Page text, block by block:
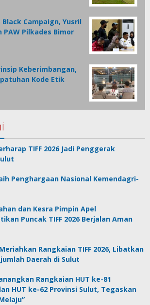
Campaign, Yusril
Pilkades Bimor
Keberimbangan,
Kode Etik
TIFF 2026 Jadi Penggerak
Penghargaan Nasional Kemendagri-
dan Kesra Pimpin Apel
Puncak TIFF 2026 Berjalan Aman
Rangkaian TIFF 2026, Libatkan
Daerah di Sulut
Rangkaian HUT ke-81
HUT ke-62 Provinsi Sulut, Tegaskan